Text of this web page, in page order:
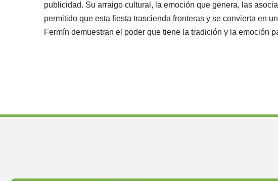
publicidad. Su arraigo cultural, la emoción que genera, las
permitido que esta fiesta trascienda fronteras y se convierta en
Fermín demuestran el poder que tiene la tradición y la emoción